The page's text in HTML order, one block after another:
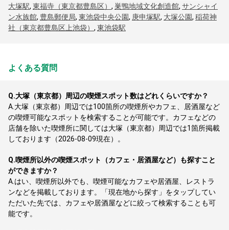
大塚駅, 東福寺（東京都豊島区） , 巣鴨地域文化創造館, サンシャイ
ン水族館, 豊島郵便局, 東池袋中央公園, 庚申塚駅, 大塚公園, 稲荷神
社（東京都豊島区上池袋） , 東池袋駅
よくある質問
Q.大塚（東京都）周辺の喫煙スポット数はどれくらいですか？
A. 大塚（東京都）周辺では100箇所の喫煙所やカフェ、居酒屋など
の喫煙可能なスポットを検索することが可能です。カフェなどの
店舗を除いた喫煙所に関しては大塚（東京都）周辺では1箇所掲載
しております（2026-08-09現在）。
Q.喫煙所以外の喫煙スポット（カフェ・居酒屋など）も探すこと
ができますか？
A. はい、喫煙所以外でも、喫煙可能なカフェや居酒屋、レストラ
ンなどを掲載しております。「現在地から探す」をタップしてい
ただいた先では、カフェや居酒屋などに絞って検索することも可
能です。